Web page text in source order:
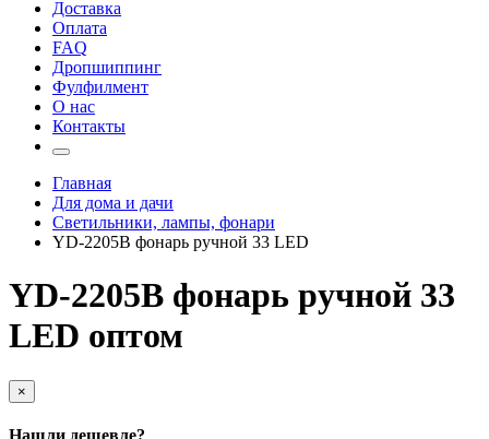
Доставка
Оплата
FAQ
Дропшиппинг
Фулфилмент
О нас
Контакты
Главная
Для дома и дачи
Светильники, лампы, фонари
YD-2205B фонарь ручной 33 LED
YD-2205B фонарь ручной 33
LED оптом
×